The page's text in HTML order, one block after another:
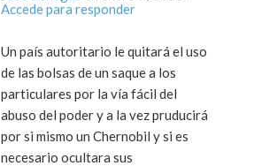
Accede para responder
Un país autoritario le quitará el uso
de las bolsas de un saque a los
particulares por la vía fácil del
abuso del poder y a la vez pruducirá
por si mismo un Chernobil y si es
necesario ocultara sus